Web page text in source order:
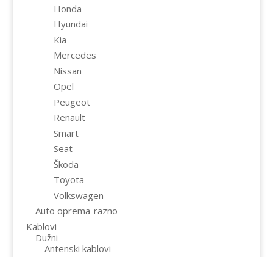
Honda
Hyundai
Kia
Mercedes
Nissan
Opel
Peugeot
Renault
Smart
Seat
Škoda
Toyota
Volkswagen
Auto oprema-razno
Kablovi
Dužni
Antenski kablovi